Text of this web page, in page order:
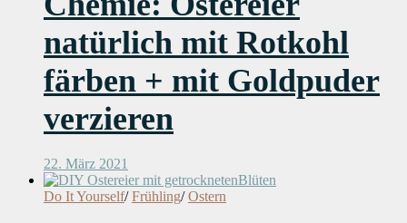
natürlich mit Rotkohl
färben + mit Goldpuder
verzieren
22. März 2021
Do It Yourself/ Frühling/ Ostern